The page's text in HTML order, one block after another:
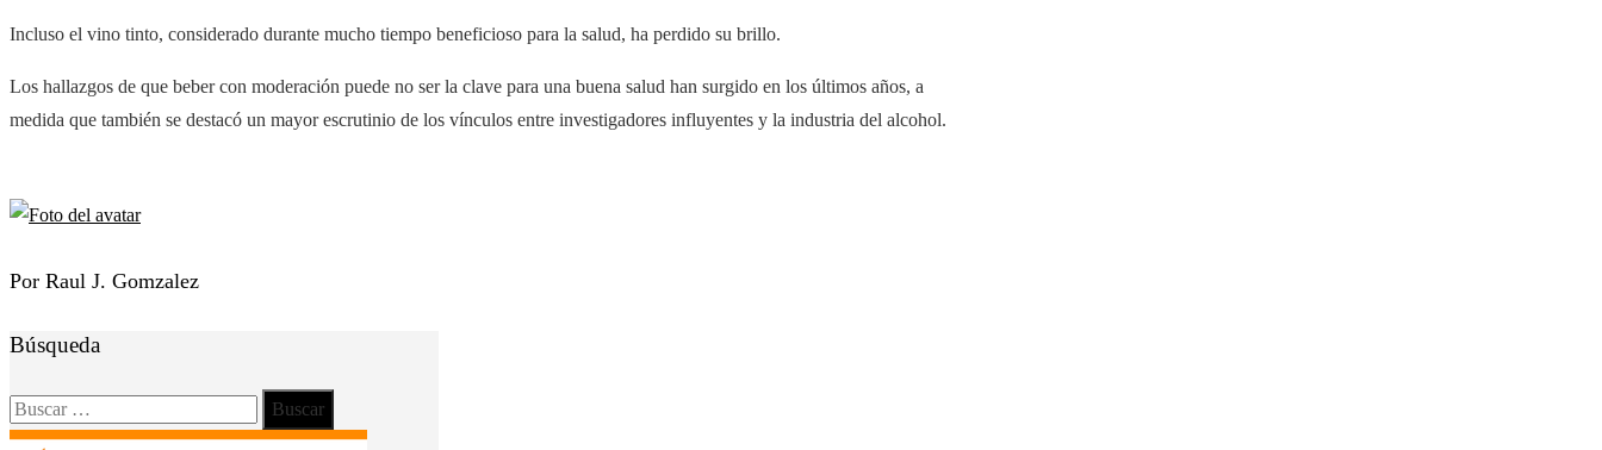
Incluso el vino tinto, considerado durante mucho tiempo beneficioso para la salud, ha perdido su brillo.
Los hallazgos de que beber con moderación puede no ser la clave para una buena salud han surgido en los últimos años, a
medida que también se destacó un mayor escrutinio de los vínculos entre investigadores influyentes y la industria del alcohol.
Por Raul J. Gomzalez
Búsqueda
Buscar: